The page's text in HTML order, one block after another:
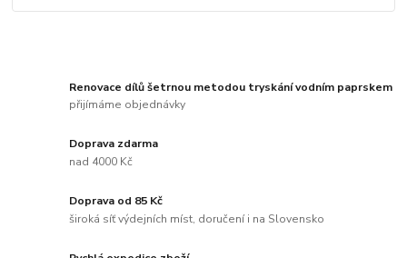
Renovace dílů šetrnou metodou tryskání vodním paprskem
přijímáme objednávky
Doprava zdarma
nad 4000 Kč
Doprava od 85 Kč
široká síť výdejních míst, doručení i na Slovensko